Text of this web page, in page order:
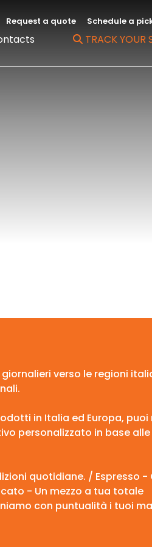
Request a quote Schedule a
TRACK YOUR
verso le regioni
in Italia ed Europa, puoi
personalizzato in base
quotidiane. / Espresso -
- Un mezzo a tua totale
con puntualità i tuoi